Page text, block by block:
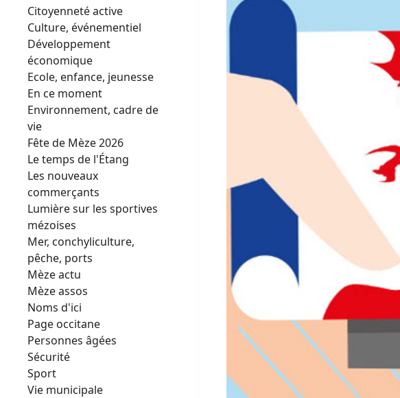
Citoyenneté active
Culture, événementiel
Développement
économique
Ecole, enfance, jeunesse
En ce moment
Environnement, cadre de
vie
Fête de Mèze 2026
Le temps de l'Étang
Les nouveaux
commerçants
Lumière sur les sportives
mézoises
Mer, conchyliculture,
pêche, ports
Mèze actu
Mèze assos
Noms d'ici
Page occitane
Personnes âgées
Sécurité
Sport
Vie municipale